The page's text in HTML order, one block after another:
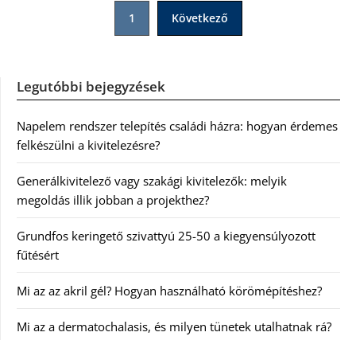
1 Következő
Legutóbbi bejegyzések
Napelem rendszer telepítés családi házra: hogyan érdemes
felkészülni a kivitelezésre?
Generálkivitelező vagy szakági kivitelezők: melyik
megoldás illik jobban a projekthez?
Grundfos keringető szivattyú 25-50 a kiegyensúlyozott
fűtésért
Mi az az akril gél? Hogyan használható körömépítéshez?
Mi az a dermatochalasis, és milyen tünetek utalhatnak rá?